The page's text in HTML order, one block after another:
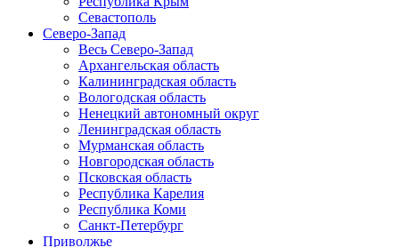
Севастополь
Северо-Запад
Весь Северо-Запад
Архангельская область
Калининградская область
Вологодская область
Ненецкий автономный округ
Ленинградская область
Мурманская область
Новгородская область
Псковская область
Республика Карелия
Республика Коми
Санкт-Петербург
Приволжье